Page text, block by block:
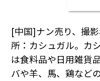
[中国]ナン売り、撮
所：カシュガル。カ
は食料品や日用雑貨
バや羊、馬、鶏など